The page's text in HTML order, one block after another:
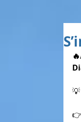
🔥